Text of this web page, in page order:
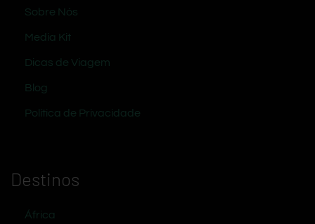
Sobre Nós
Media Kit
Dicas de Viagem
Blog
Política de Privacidade
Destinos
África